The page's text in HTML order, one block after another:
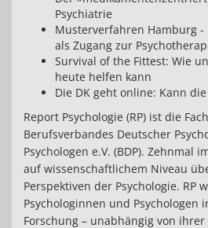
Psychiatrie
Musterverfahren Hamburg -
als Zugang zur
Survival of the Fittest: Wie
heute helfen kann
Die DK geht online: Kann
Report Psychologie (RP) ist die
Berufsverbandes Deutscher
Psychologen e.V. (BDP). Zehnmal
auf wissenschaftlichem Niveau
Perspektiven der Psychologie. RP
Psychologinnen und Psychologen
Forschung – unabhängig von